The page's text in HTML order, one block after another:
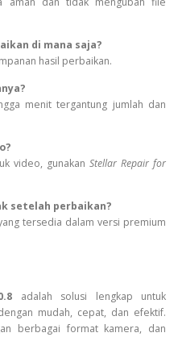
di mana saja?
hasil perbaikan.
menit tergantung jumlah dan
video, gunakanStellar Repair for
setelah perbaikan?
tersedia dalam versi premium
adalah solusi lengkap untuk
mudah, cepat, dan efektif.
berbagai format kamera, dan